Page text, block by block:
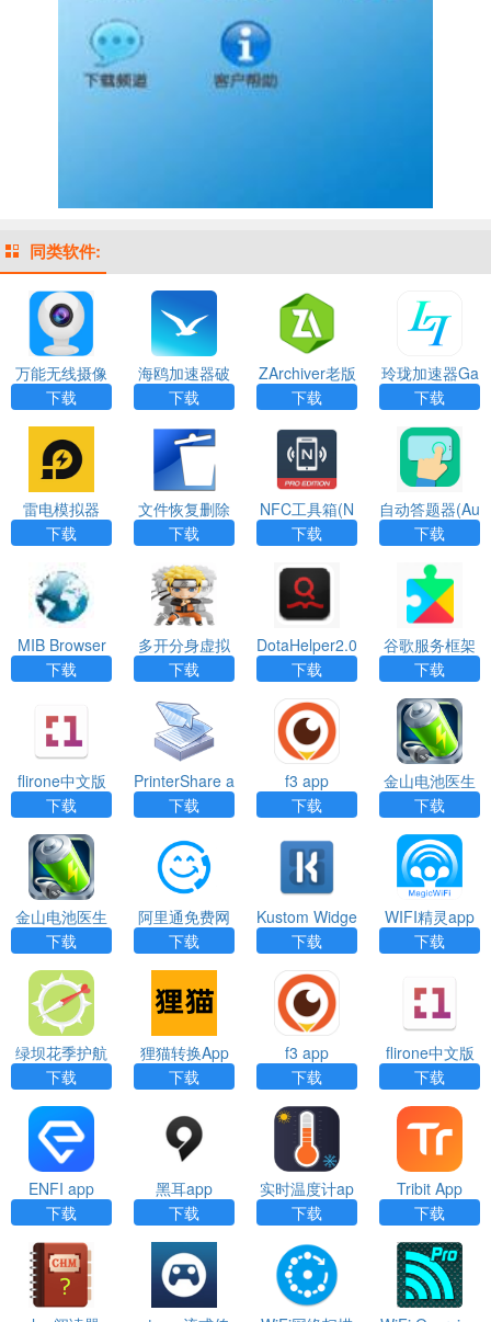
同类软件:
万能无线摄像
头(CamEye)A
PP
下载
海鸥加速器破
解版V1.0.7免
费版
下载
ZArchiver老版
本绿色下载
下载
玲珑加速器Ga
meAccelerater
app
下载
雷电模拟器
下载
文件恢复删除
（Undeleter）
App
下载
NFC工具箱(N
FC Tools PR
O)app
下载
自动答题器(Au
to Clicker)APP
下载
MIB Browser
下载
多开分身虚拟
定位(Multiapp
s)APP
下载
DotaHelper2.0
APP
下载
谷歌服务框架
下载安装
下载
flirone中文版
下载app
下载
PrinterShare a
pp
下载
f3 app
下载
金山电池医生
专业版app
下载
金山电池医生
专业版app
下载
阿里通免费网
络电话app
下载
Kustom Widge
t（小部件制作
软件）app
下载
WIFI精灵app
下载
下载
绿坝花季护航
（Care Escort
2）App
下载
狸猫转换App
下载
f3 app
下载
flirone中文版
下载app
下载
ENFI app
下载
黑耳app
下载
实时温度计ap
p
下载
Tribit App
下载